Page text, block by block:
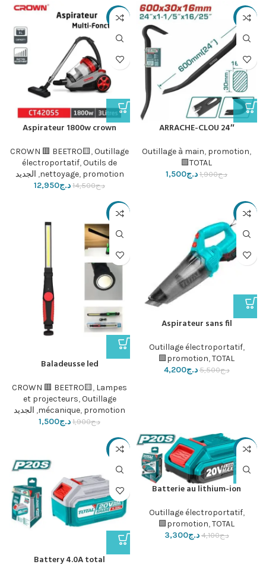
-21%
ARRACHE-CLOU 24″
Outillage à main, promotion,
TOTAL🟩
د.ج1,900 د.ج1,500
-11%
Aspirateur 1800w crown
CROWN 🟥 BEETRO🟨,Outillage
électroportatif,Outils de
nettoyage, promotion
, الجديد
د.ج14,500 د.ج12,950
-24%
Aspirateur sans fil
Outillage électroportatif,
promotion,TOTAL🟩
د.ج5,500 د.ج4,200
-21%
Baladeusse led
CROWN 🟥 BEETRO🟨, Lampes
et projecteurs,Outillage
mécanique, promotion
, الجديد
د.ج1,900 د.ج1,500
-20%
Batterie au lithium-ion
Outillage électroportatif,
promotion,TOTAL🟩
د.ج4,100 د.ج3,300
-12%
Battery 4.0A total